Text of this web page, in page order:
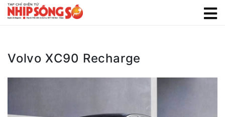
Volvo XC90 Recharge